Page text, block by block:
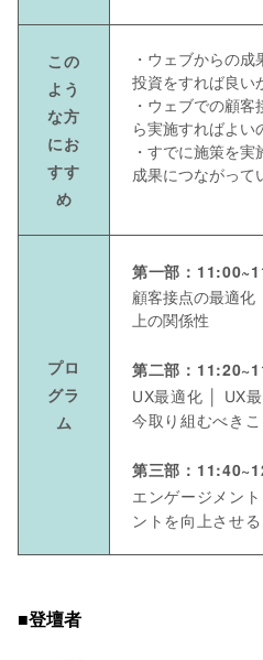
この
よう
な方
にお
すす
め
・ウェブからの
投資をすれば良い
・ウェブでの顧
ら実施すればよい
・すでに施策を
成果につながって
プロ
グラ
ム
第一部：
顧客接点の最適化
上の関係性
第二部：
UX最適化 │ UX
今取り組むべき
第三部：
エンゲージメン
ントを向上させ
■登壇者